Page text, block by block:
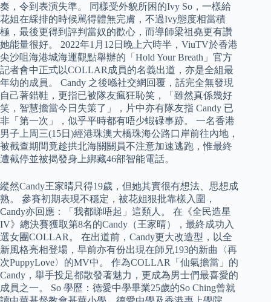
奏，令到表演失準。 同樣受外貌所困的Ivy So，一樣給
花姐在綵排的時候駡得體無完膚，不過Ivy態度相當積
極，最後更得到評判當奴的歡心，而導師梁祖堯更有讚
她能量很好。 2022年1月12日晚上六時半，ViuTV於香港
尖沙咀海港城海運觀點舉辦的「Hold Your Breath」官方
記者會中正式以COLLAR成員的名義出道，亦是全組最
年幼的成員。 Candy 之後喺社交網回覆，話完全無發現
自己著錯鞋，更指已被隊友瘋狂恥笑，「雖然真係幾好
笑，智慧擔當今日失策了」，片中亦有隊友指 Candy 已
非「第一次」，似乎平時都有唔少蝦碌事跡。 一名香港
男子上周三(15日)經港珠澳大橋珠海公路口岸前往內地，
被截查期間竟趁拱北海關關員不注意加速逃跑，惟最終
遭截停並被揭發身上綁藏46部智能電話。
縱然Candy王家晴只得19歲，但她其實很有想法、思想成
熟。 參賽初期表現不穩定，被花姐狠批靠樣入圍，
Candy亦回應：「我都睇唔起」這類人。 在《全民造星
IV》總決賽獲取第8名的Candy（王家晴），最終成功入
選女團COLLAR。 在出道前，Candy更大改造型，以全
新風格亮相登場，早前亦有份出現在師兄193的新曲〈再
次PuppyLove〉的MV中。 作為COLLAR「仙氣擔當」的
Candy，舉手投足都散發著魅力，更成為男士們最喜愛的
成員之一。 So 學歷：德愛中學畢業25歲的So Ching曾就